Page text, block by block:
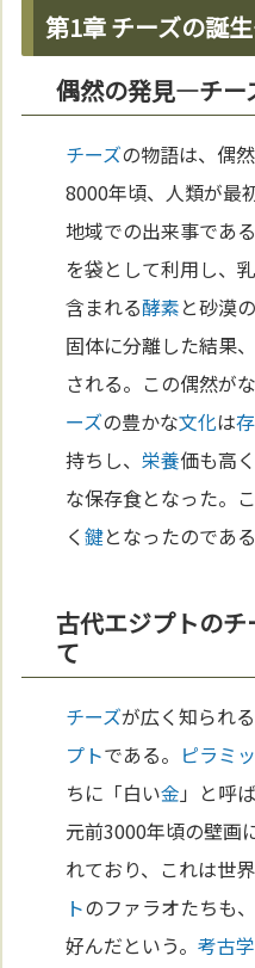
第1章 チーズの誕
偶然の発見―チー
チーズの物語は、偶
8000年頃、人類が最
地域での出来事であ
を袋として利用し、
含まれる酵素と砂漠
固体に分離した結果
される。この偶然が
ーズの豊かな文化は
持ちし、 栄養価も高
な保存食となった。こ
く鍵となったのである
古代エジプトの
て
チーズが広く知られ
プトである。 ピラミ
ちに「白い金 」と呼
元前3000年頃の壁画
れており、これは世
トのファラオたちも
好んだという。考古学